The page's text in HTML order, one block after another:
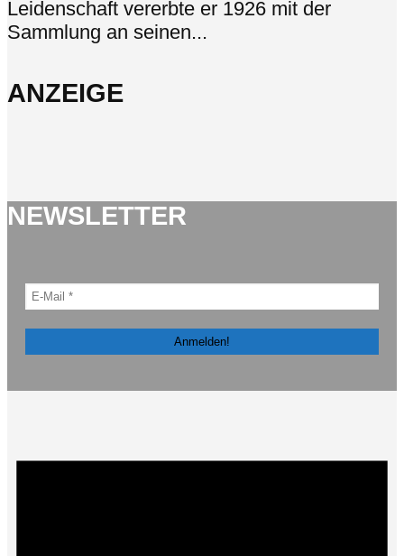
Leidenschaft vererbte er 1926 mit der
Sammlung an seinen...
ANZEIGE
NEWSLETTER